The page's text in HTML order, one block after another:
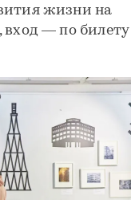
жизни на
вход — по билету